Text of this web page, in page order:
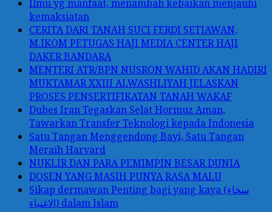
Ilmu yg manfaat, menambah kebaikan menjauhi
kemaksiatan
CERITA DARI TANAH SUCI FERDI SETIAWAN,
M.IKOM PETUGAS HAJI MEDIA CENTER HAJI
DAKER BANDARA
MENTERI ATR/BPN NUSRON WAHID AKAN HADIRI
MUKTAMAR XXIII ALWASHLIYAH JELASKAN
PROSES PENSERTIFIKATAN TANAH WAKAF
Dubes Iran Tegaskan Selat Hormuz Aman,
Tawarkan Transfer Teknologi kepada Indonesia
Satu Tangan Menggendong Bayi, Satu Tangan
Meraih Harvard
NUKLIR DAN PARA PEMIMPIN BESAR DUNIA
DOSEN YANG MASIH PUNYA RASA MALU
Sikap dermawan Penting bagi yang kaya (سخاء
الاغنياء) dalam Islam